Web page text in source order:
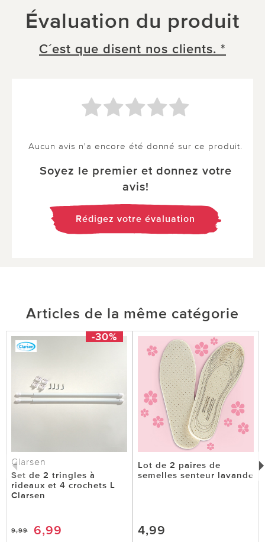
Évaluation du produit
C´est que disent nos clients. *
Aucun avis n'a encore été donné sur ce produit.
Soyez le premier et donnez votre
avis!
Rédigez votre évaluation
Articles de la même catégorie
-30%
Clarsen
Set de 2 tringles à
rideaux et 4 crochets L
Clarsen
9,99 6,99
Lot de 2 paires de
semelles senteur lavande
4,99